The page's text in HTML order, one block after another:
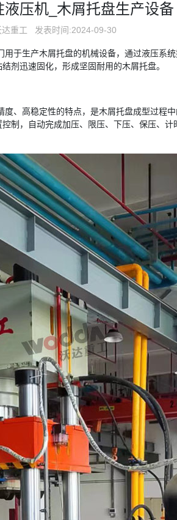
压机_木屑托盘生产设备
重工 发表时间:2024-09-30
于生产木屑托盘的机械设备，通过液压系
剂迅速固化，形成坚固耐用的木屑托盘。
、高稳定性的特点，是木屑托盘成型过程
制，自动完成加压、限压、下压、保压、